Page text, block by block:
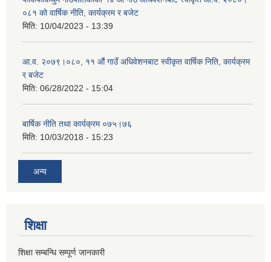
०८१ को वार्षिक नीति, कार्यक्रम र बजेट
मिति: 10/04/2023 - 13:39
आ.व. २०७९।०८०, ११ औं गाउँ अधिवेशनबाट स्वीकृत वार्षिक निति, कार्यक्रम
र बजेट
मिति: 06/28/2022 - 15:04
बार्षिक नीति तथा कार्यक्रम ०७५।७६
मिति: 10/03/2018 - 15:23
अन्य
शिक्षा
शिक्षा सम्बन्धि सम्पूर्ण जानकारी